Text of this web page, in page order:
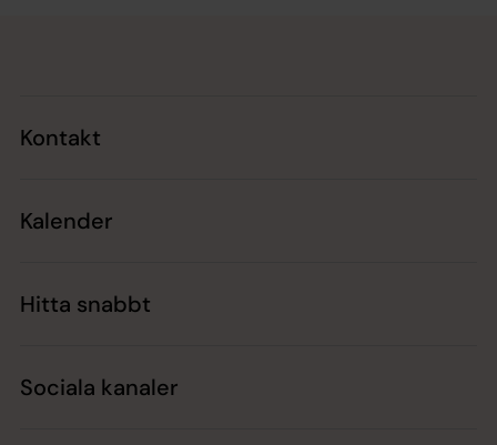
Kontakt
Kalender
Hitta snabbt
Sociala kanaler